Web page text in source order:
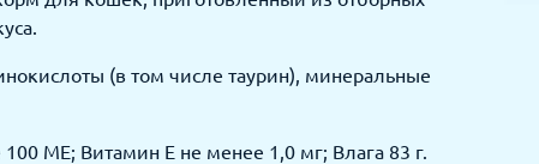
(в том числе таурин), минеральные
МЕ; Витамин Е не менее 1,0 мг; Влага 83 г.